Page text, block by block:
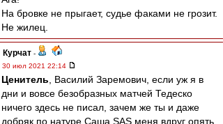
На бровке не прыгает, судье факами не грозит.
Не жилец.
Курчат -
30 июл 2021 22:14
Ценитель , Василий Заремович, если уж я в
дни и вовсе безобразных матчей Тедеско
ничего здесь не писал, зачем же ты и даже
добряк по натуре Саша SAS меня вдруг опять